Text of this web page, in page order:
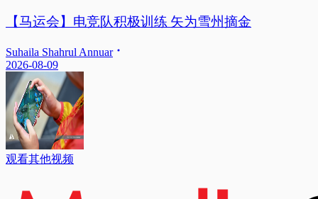
【马运会】电竞队积极训练 矢为雪州摘金
Suhaila Shahrul Annuar
2026-08-09
观看其他视频